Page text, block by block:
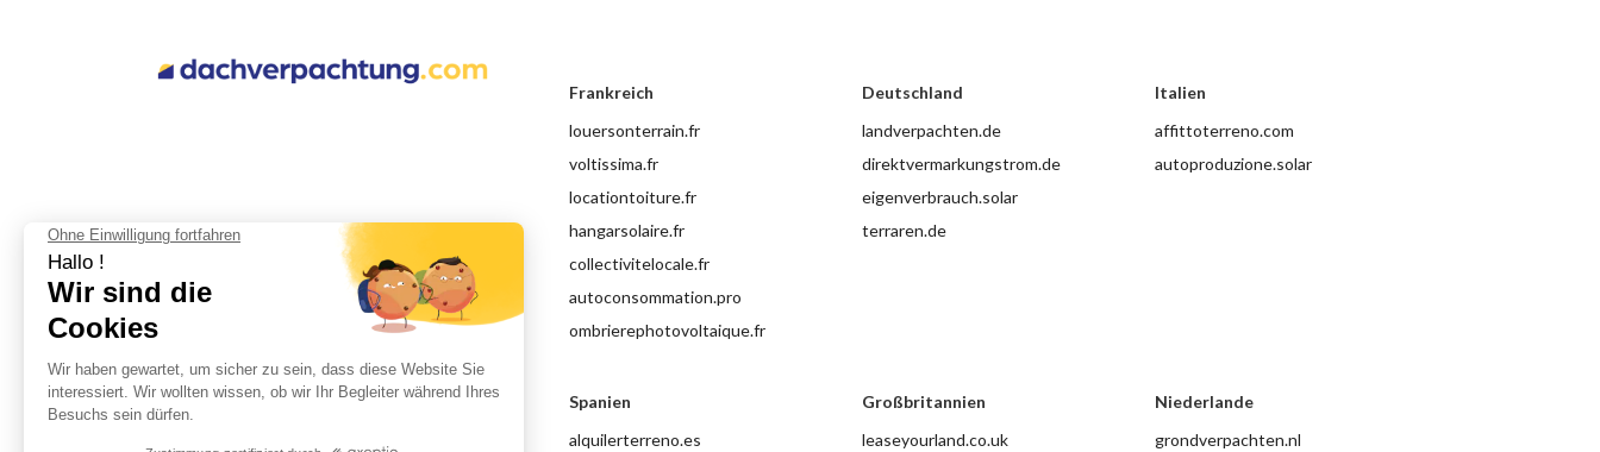
Frankreich
louersonterrain.fr
voltissima.fr
locationtoiture.fr
hangarsolaire.fr
collectivitelocale.fr
autoconsommation.pro
ombrierephotovoltaique.fr
Deutschland
landverpachten.de
direktvermarkungstrom.de
eigenverbrauch.solar
terraren.de
Italien
affittoterreno.com
autoproduzione.solar
Spanien
alquilerterreno.es
Großbritannien
leaseyourland.co.uk
Niederlande
grondverpachten.nl